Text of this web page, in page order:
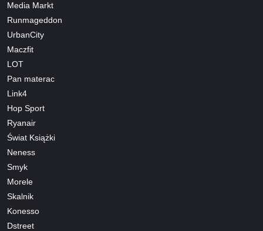
Media Markt
Runmageddon
UrbanCity
Maczfit
LOT
Pan materac
Link4
Hop Sport
Ryanair
Świat Książki
Neness
Smyk
Morele
Skalnik
Konesso
Dstreet